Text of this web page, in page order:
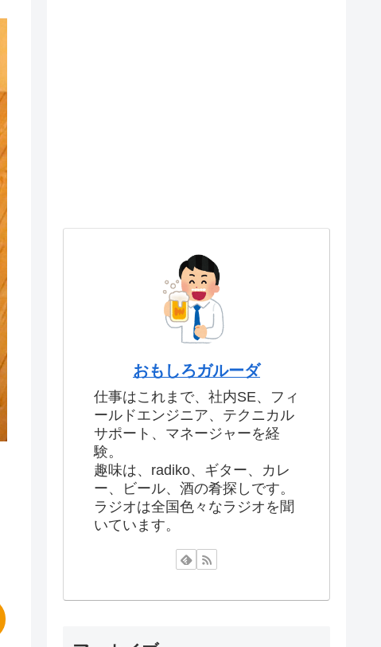
おもしろガルーダ
仕事はこれまで、社内SE、フィ
ールドエンジニア、テクニカル
サポート、マネージャーを経
験。
趣味は、radiko、ギター、カレ
ー、ビール、酒の肴探しです。
ラジオは全国色々なラジオを聞
いています。